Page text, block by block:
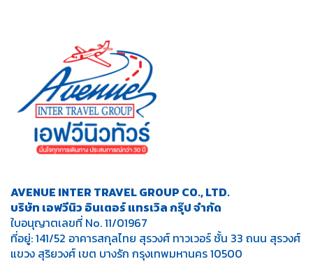
AVENUE INTER TRAVEL GROUP CO., LTD.
บริษัท เอฟวีนิว อินเตอร์ แทรเวิล กรุ๊ป จำกัด
ใบอนุญาตเลขที่ No. 11/01967
ที่อยู่: 141/52 อาคารสกุลไทย สุรวงศ์ ทาวเวอร์ ชั้น 33 ถนน สุรวงศ์
แขวง สุริยวงศ์ เขต บางรัก กรุงเทพมหานคร 10500